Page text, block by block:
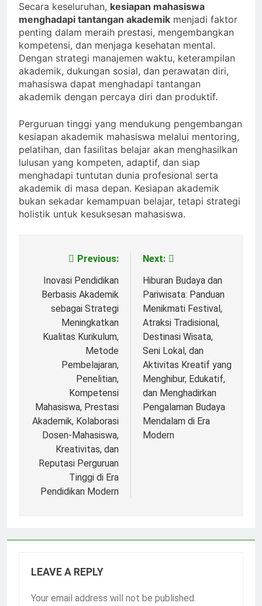
Secara keseluruhan, kesiapan mahasiswa
menghadapi tantangan akademik menjadi faktor
penting dalam meraih prestasi, mengembangkan
kompetensi, dan menjaga kesehatan mental.
Dengan strategi manajemen waktu, keterampilan
akademik, dukungan sosial, dan perawatan diri,
mahasiswa dapat menghadapi tantangan
akademik dengan percaya diri dan produktif.
Perguruan tinggi yang mendukung pengembangan
kesiapan akademik mahasiswa melalui mentoring,
pelatihan, dan fasilitas belajar akan menghasilkan
lulusan yang kompeten, adaptif, dan siap
menghadapi tuntutan dunia profesional serta
akademik di masa depan. Kesiapan akademik
bukan sekadar kemampuan belajar, tetapi strategi
holistik untuk kesuksesan mahasiswa.
navigation
Previous:
Inovasi Pendidikan
Berbasis Akademik
sebagai Strategi
Meningkatkan
Kualitas Kurikulum,
Metode
Pembelajaran,
Penelitian,
Kompetensi
Mahasiswa, Prestasi
Akademik, Kolaborasi
Dosen-Mahasiswa,
Kreativitas, dan
Reputasi Perguruan
Tinggi di Era
Pendidikan Modern
Next:
Hiburan Budaya dan
Pariwisata: Panduan
Menikmati Festival,
Atraksi Tradisional,
Destinasi Wisata,
Seni Lokal, dan
Aktivitas Kreatif yang
Menghibur, Edukatif,
dan Menghadirkan
Pengalaman Budaya
Mendalam di Era
Modern
LEAVE A REPLY
Your email address will not be published.